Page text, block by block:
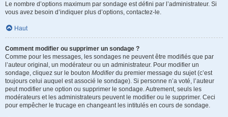
Le nombre d’options maximum par sondage est défini par l’administrateur. Si
vous avez besoin d’indiquer plus d’options, contactez-le.
Haut
Comment modifier ou supprimer un sondage ?
Comme pour les messages, les sondages ne peuvent être modifiés que par
l’auteur original, un modérateur ou un administrateur. Pour modifier un
sondage, cliquez sur le bouton Modifierdu premier message du sujet (c’est
toujours celui auquel est associé le sondage). Si personne n’a voté, l’auteur
peut modifier une option ou supprimer le sondage. Autrement, seuls les
modérateurs et les administrateurs peuvent le modifier ou le supprimer. Ceci
pour empêcher le trucage en changeant les intitulés en cours de sondage.